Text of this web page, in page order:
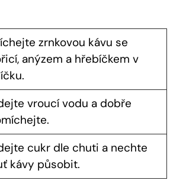
zrnkovou kávu se
anýzem a hřebíčkem v
vroucí vodu a dobře
cukr dle chuti a nechte
kávy působit.